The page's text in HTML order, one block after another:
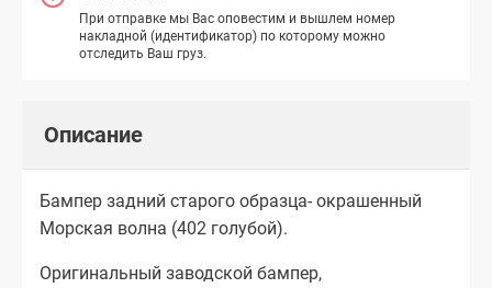
При отправке мы Вас оповестим и вышлем номер
накладной (идентификатор) по которому можно
отследить Ваш груз.
Описание
Бампер задний старого образца- окрашенный
Морская волна (402 голубой).
Оригинальный заводской бампер,